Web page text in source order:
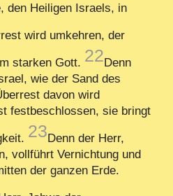
den Heiligen Israels, in
wird umkehren, der
starken Gott. 22Denn
wie der Sand des
davon wird
festbeschlossen, sie bringt
23Denn der Herr,
vollführt Vernichtung und
der ganzen Erde.